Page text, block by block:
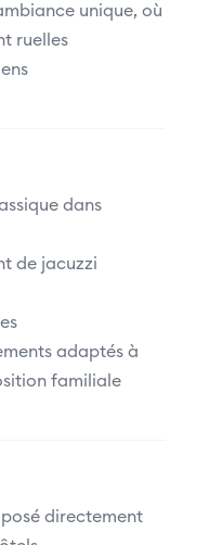
unique, où
ruelles
dans
de jacuzzi
adaptés à
familiale
directement